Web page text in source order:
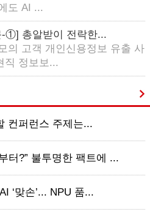
도 AI ...
-①] 총알받이 전락한...
의 고객 개인신용정보 유출 사
직 정보보...
컨퍼런스 주제는...
터?” 불투명한 팩트에 ...
‘맞손’... NPU 품...